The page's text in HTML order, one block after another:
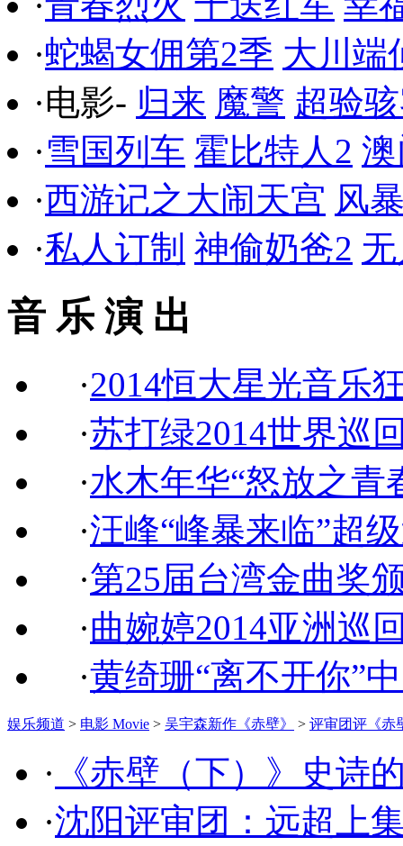
·蛇蝎女佣第2季 大川端
·电影- 归来 魔警 超验
·雪国列车 霍比特人2
·西游记之大闹天宫 风
·私人订制 神偷奶爸2
音 乐 演 出
·2014恒大星光音乐
·苏打绿2014世界巡
·水木年华“怒放之青
·汪峰“峰暴来临”超
·第25届台湾金曲奖
·曲婉婷2014亚洲巡
·黄绮珊“离不开你”
娱乐频道 > 电影 Movie > 吴宇森新作《赤壁》 > 评审团评《赤
· 《赤壁（下）》史诗
·沈阳评审团：远超上